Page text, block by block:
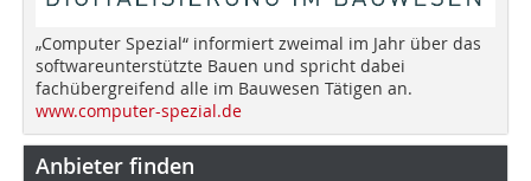
„Computer Spezial“ informiert zweimal im Jahr über das
softwareunterstützte Bauen und spricht dabei
fachübergreifend alle im Bauwesen Tätigen an.
www.computer-spezial.de
Anbieter finden